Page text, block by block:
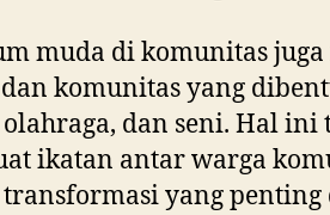
muda di komunitas
komunitas yang
dan seni. Hal
ikatan antar warga
yang penting